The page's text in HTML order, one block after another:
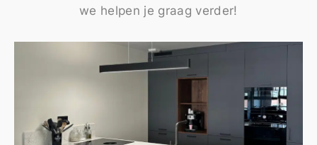
we helpen je graag verder!